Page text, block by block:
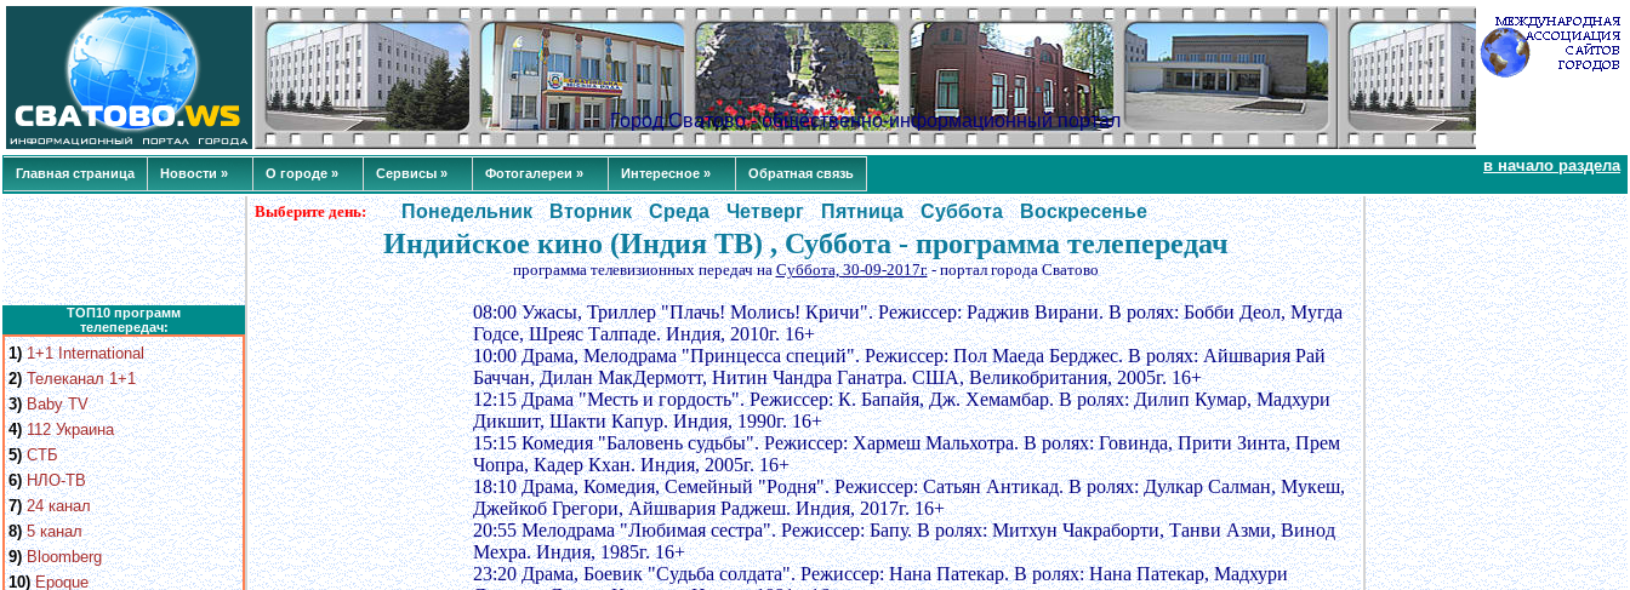
Город Сватово - общественно-информационный портал
Главная страница Новости » О городе » Сервисы » Фотогалереи » Интересное » Обратная связь в начало раздела
ТОП10 программ
телепередач:
1) 1+1 International
2) Телеканал 1+1
3) Baby TV
4) 112 Украина
5) СТБ
6) НЛО-ТВ
7) 24 канал
8) 5 канал
9) Bloomberg
10) Epoque
Выберите день: Понедельник Вторник Среда Четверг Пятница Суббота Воскресенье
Индийское кино (Индия ТВ) , Суббота - программа телепередач
программа телевизионных передач наСуббота, 30-09-2017г.- портал города Сватово
08:00 Ужасы, Триллер "Плачь! Молись! Кричи". Режиссер: Раджив Вирани. В ролях: Бобби Деол, Мугда
Годсе, Шреяс Талпаде. Индия, 2010г. 16+
10:00 Драма, Мелодрама "Принцесса специй". Режиссер: Пол Маеда Берджес. В ролях: Айшвария Рай
Баччан, Дилан МакДермотт, Нитин Чандра Ганатра. США, Великобритания, 2005г. 16+
12:15 Драма "Месть и гордость". Режиссер: К. Бапайя, Дж. Хемамбар. В ролях: Дилип Кумар, Мадхури
Дикшит, Шакти Капур. Индия, 1990г. 16+
15:15 Комедия "Баловень судьбы". Режиссер: Хармеш Мальхотра. В ролях: Говинда, Прити Зинта, Прем
Чопра, Кадер Кхан. Индия, 2005г. 16+
18:10 Драма, Комедия, Семейный "Родня". Режиссер: Сатьян Антикад. В ролях: Дулкар Салман, Мукеш,
Джейкоб Грегори, Айшвария Раджеш. Индия, 2017г. 16+
20:55 Мелодрама "Любимая сестра". Режиссер: Бапу. В ролях: Митхун Чакраборти, Танви Азми, Винод
Мехра. Индия, 1985г. 16+
23:20 Драма, Боевик "Судьба солдата". Режиссер: Нана Патекар. В ролях: Нана Патекар, Мадхури